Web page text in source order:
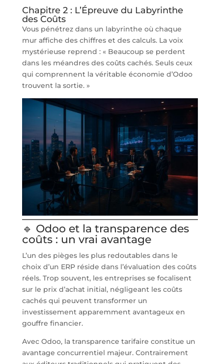
Chapitre 2 : L’Épreuve du Labyrinthe
des Coûts
Vous pénétrez dans un labyrinthe où chaque
mur affiche des chiffres et des calculs. La voix
mystérieuse reprend : « Beaucoup se perdent
dans les méandres des coûts cachés. Seuls ceux
qui comprennent la véritable économie d’Odoo
trouvent la sortie. »
🔹 Odoo et la transparence des
coûts : un vrai avantage
L’un des pièges les plus redoutables dans le
choix d’un ERP réside dans l’évaluation des coûts
réels. Trop souvent, les entreprises se focalisent
sur le prix d’achat initial, négligeant les coûts
cachés qui peuvent transformer un
investissement apparemment avantageux en
gouffre financier.
Avec Odoo, la transparence tarifaire constitue un
avantage concurrentiel majeur. Contrairement